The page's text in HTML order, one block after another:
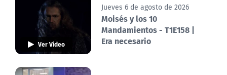
Ver Video
Jueves 6 de agosto de 2026
Moisés y los 10
Mandamientos - T1E158 |
Era necesario